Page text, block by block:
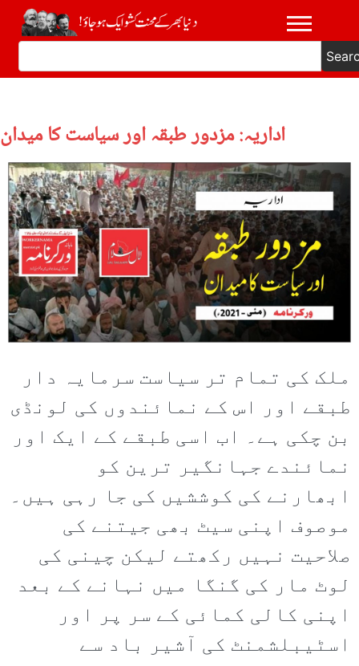
اداریہ: مزدور طبقہ اور سیاست کا میدان
ملک کی تمام تر سیاست سرمایہ دار
طبقے اور اس کے نمائندوں کی لونڈی
بن چکی ہے۔ اب اسی طبقے کے ایک اور
نمائندے جہانگیر ترین کو
ابھارنے کی کوششیں کی جا رہی ہیں۔
موصوف اپنی سیٹ بھی جیتنے کی
صلاحیت نہیں رکھتے لیکن چینی کی
لوٹ مار کی گنگا میں نہانے کے بعد
اپنی کالی کمائی کے سر پر اور
اسٹیبلشمنٹ کی آشیر باد سے